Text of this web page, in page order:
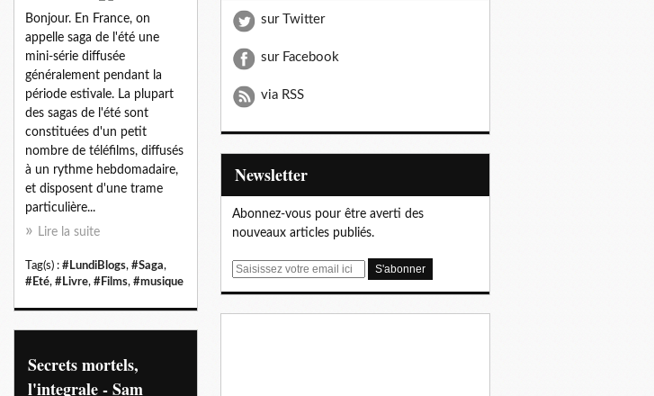
Bonjour. En France, on
appelle saga de l'été une
mini-série diffusée
généralement pendant la
période estivale. La plupart
des sagas de l'été sont
constituées d'un petit
nombre de téléfilms, diffusés
à un rythme hebdomadaire,
et disposent d'une trame
particulière...
Lire la suite
Tag(s) : #LundiBlogs, #Saga,
#Eté, #Livre, #Films, #musique
Secrets mortels,
l'integrale - Sam
sur Twitter
sur Facebook
via RSS
Newsletter
Abonnez-vous pour être averti des
nouveaux articles publiés.
E